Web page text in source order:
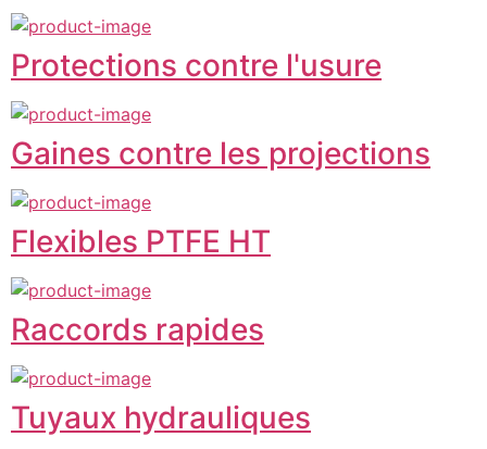
Protections contre l'usure
Gaines contre les projections
Flexibles PTFE HT
Raccords rapides
Tuyaux hydrauliques